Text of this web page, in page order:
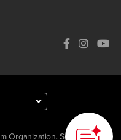
Organization. Semua Hak
help you?